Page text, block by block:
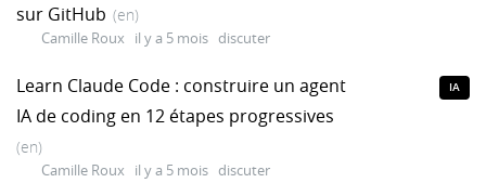
sur GitHub (en)
Camille Roux il y a 5 mois discuter
Learn Claude Code : construire un agent
IA de coding en 12 étapes progressives
(en)
Camille Roux il y a 5 mois discuter
IA